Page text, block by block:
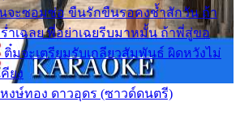
จะซอมซ่อ ขืนรักขืนรอคงช้ำสักวัน ถ้า
ำเฉลย พี่อย่าเฉยรีบมาหมั้น ถ้าพี่สู่ขอ
มจะเตรียมรับเกลียวสัมพันธ์ ผิดหวังไม่
ยง
งษ์ทอง ดาวอุดร (ซาวด์ดนตรี)